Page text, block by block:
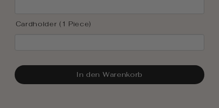
Cardholder (1 Piece)
In den Warenkorb